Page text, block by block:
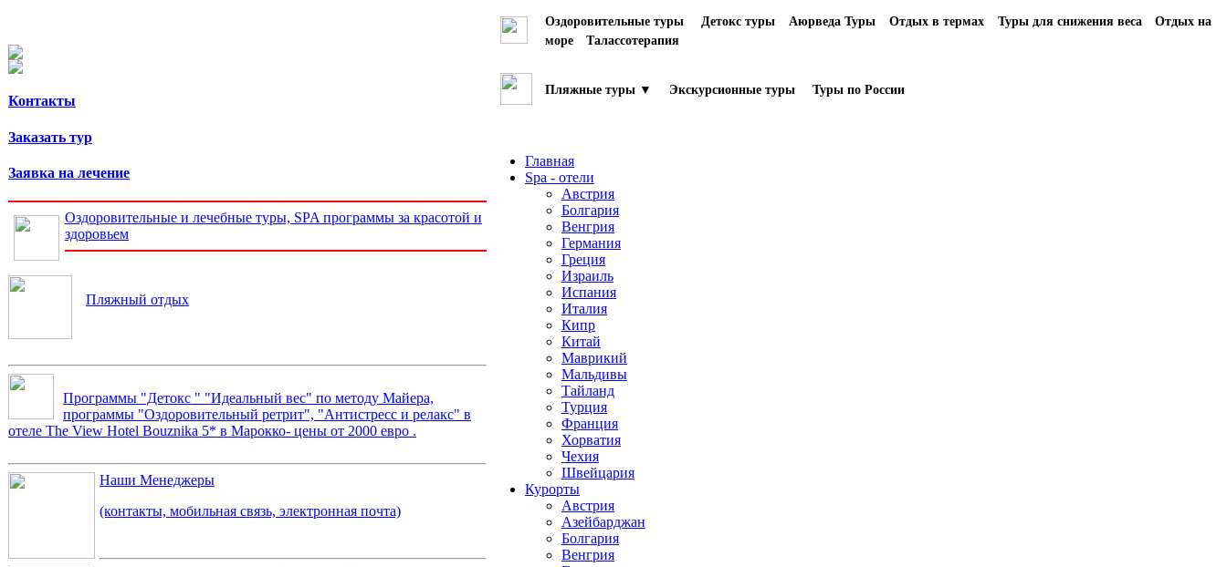
Контакты
Заказать тур
Заявка на лечение
Оздоровительные и лечебные туры, SPA программы за красотой и
здоровьем
Пляжный отдых
Программы "Детокс " "Идеальный вес" по методу Майера,
программы "Оздоровительный ретрит", "Антистресс и релакс" в
отеле The View Hotel Bouznika 5* в Марокко- цены от 2000 евро .
Наши Менеджеры
(контакты, мобильная связь, электронная почта)
Оздоровительные туры Детокс туры Аюрведа Туры Отдых в термах Туры для снижения веса
Отдых на
море
Талассотерапия
Пляжные туры ▼ Экскурсионные туры Туры по России
Главная
Spa - отели
Австрия
Болгария
Венгрия
Германия
Греция
Израиль
Испания
Италия
Кипр
Китай
Маврикий
Мальдивы
Тайланд
Турция
Франция
Хорватия
Чехия
Швейцария
Курорты
Австрия
Азейбарджан
Болгария
Венгрия